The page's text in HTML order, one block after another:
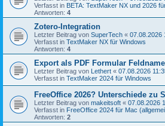
Verfasst in BETA: TextMaker NX und 2026
Antworten: 4
Zotero-Integration
Letzter Beitrag von SuperTech « 07.08.2026
Verfasst in TextMaker NX für Windows
Antworten: 4
Export als PDF Formular
Letzter Beitrag von Lethert « 07.08.2026
Verfasst in TextMaker 2024 für Windows
FreeOffice 2026? Unterschiede zu
Letzter Beitrag von makeitsoft « 07.08.2026
Verfasst in FreeOffice 2024 für Mac
Antworten: 2